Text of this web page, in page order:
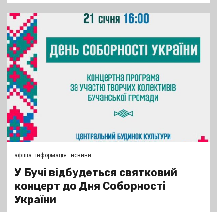
афіша інформація новини
У Бучі відбудеться святковий
концерт до Дня Соборності
України